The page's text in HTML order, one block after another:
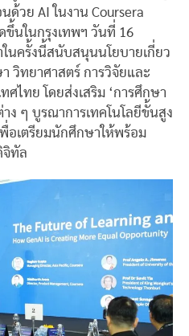
ด้วย AI ในงาน Coursera
ขึ้นในกรุงเทพฯ วันที่ 16
นครั้งนี้สนับสนุนนโยบายเกี่ยว
วิทยาศาสตร์ การวิจัยและ
ศไทย โดยส่งเสริม ‘การศึกษา
ง ๆ บูรณาการเทคโนโลยีขั้นสูง
อเตรียมนักศึกษาให้พร้อม
จิทัล